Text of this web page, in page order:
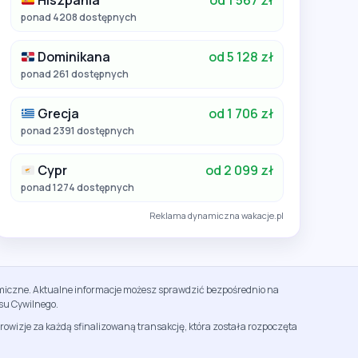
ponad 4208 dostępnych
Dominikana od 5 128 zł
ponad 261 dostępnych
Grecja od 1 706 zł
ponad 2391 dostępnych
Cypr od 2 099 zł
ponad 1274 dostępnych
Reklama dynamiczna wakacje.pl
Aktualne informacje możesz sprawdzić bezpośrednio na
Cywilnego.
za każdą sfinalizowaną transakcję, która została rozpoczęta